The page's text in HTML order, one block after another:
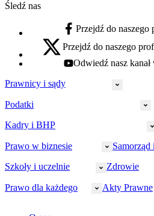
Śledź nas
facebook - otwiera się w nowej
Przejdź do naszego
x - otwiera się w nowej karcie
Przejdź do naszego
youtube - otwiera się w nowej
Odwiedź nasz
Prawnicy i sądy
Prawnicy
Policja
Strefa aplikanta
Sędziowie
Podatki
CIT
Akcyza
Rachunkowość
Kadry i BHP
HR
Ubezpieczenia społeczne
Prawo w biznesie
Małe i średnie firmy
Samorząd
Szkoły i uczelnie Zdrowie
Prawo dla każdego Akty Prawne